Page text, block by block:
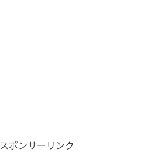
スポンサーリンク